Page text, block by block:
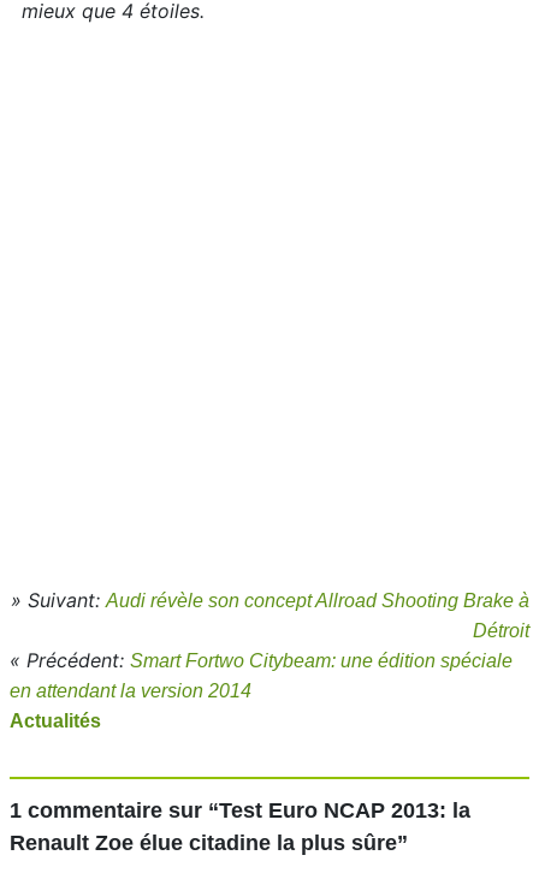
mieux que 4 étoiles.
» Suivant: Audi révèle son concept Allroad Shooting Brake à
Détroit
« Précédent: Smart Fortwo Citybeam: une édition spéciale
en attendant la version 2014
Actualités
1 commentaire sur “Test Euro NCAP 2013: la
Renault Zoe élue citadine la plus sûre”